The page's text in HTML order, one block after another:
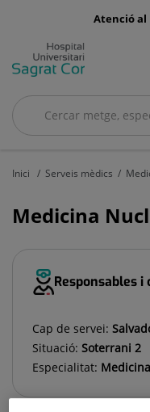
menu-
Atenció al
Cercar
Cercar
Inici Serveis mèdics
Medicina
Responsables i
Cap de servei:
Situació: Soterrani 2
Especialitat: